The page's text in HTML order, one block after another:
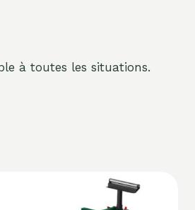
à toutes les situations.